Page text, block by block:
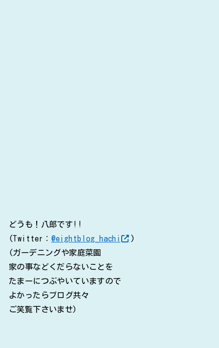
どうも！八郎です!!
(Twitter： @eightblog_hachi
)
(ガーデニングや家庭菜園
家の事などくだらないことを
たまーにつぶやいていますので
よかったらブログ共々
ご笑覧下さいませ)